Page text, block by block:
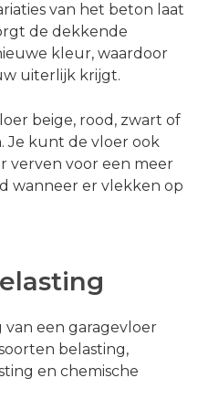
van het beton laat
de dekkende
kleur, waardoor
uiterlijk krijgt.
beige, rood, zwart of
Je kunt de vloer ook
verven voor een meer
wanneer er vlekken op
van een garagevloer
belasting,
en chemische